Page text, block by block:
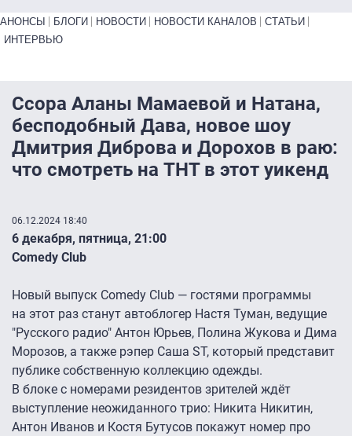
Primary links bottom
АНОНСЫ БЛОГИ НОВОСТИ НОВОСТИ КАНАЛОВ
СТАТЬИ
ИНТЕРВЬЮ
Ссора Аланы Мамаевой и Натана,
бесподобный Дава, новое шоу
Дмитрия Диброва и Дорохов в раю:
что смотреть на ТНТ в этот уикенд
06.12.2024 18:40
6 декабря, пятница, 21:00
Comedy Club
Новый выпуск Comedy Club — гостями программы
на этот раз станут автоблогер Настя Туман, ведущие
"Русского радио" Антон Юрьев, Полина Жукова и Дима
Морозов, а также рэпер Саша ST, который представит
публике собственную коллекцию одежды.
В блоке с номерами резидентов зрителей ждёт
выступление неожиданного трио: Никита Никитин,
Антон Иванов и Костя Бутусов покажут номер про